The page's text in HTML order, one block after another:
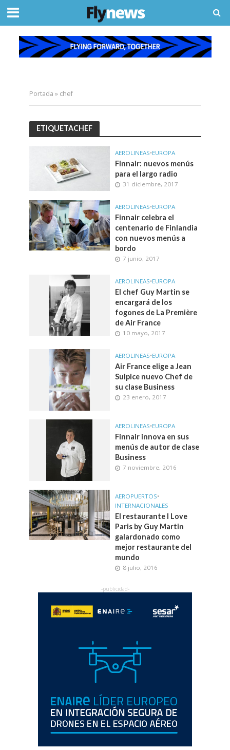
Portada » chef
ETIQUETACHEF
AEROLINEAS•EUROPA
Finnair: nuevos menús
para el largo radio
31 diciembre, 2017
AEROLINEAS•EUROPA
Finnair celebra el
centenario de Finlandia
con nuevos menús a
bordo
7 junio, 2017
AEROLINEAS•EUROPA
El chef Guy Martin se
encargará de los
fogones de La Première
de Air France
10 mayo, 2017
AEROLINEAS•EUROPA
Air France elige a Jean
Sulpice nuevo Chef de
su clase Business
23 enero, 2017
AEROLINEAS•EUROPA
Finnair innova en sus
menús de autor de clase
Business
7 noviembre, 2016
AEROPUERTOS•
INTERNACIONALES
El restaurante I Love
Paris by Guy Martin
galardonado como
mejor restaurante del
mundo
8 julio, 2016